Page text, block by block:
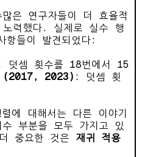
은 연구자들이 더 효율적
력했다. 실제로 실수 행
항들이 발견되었다:
덧셈 횟수를 18번에서 15
(2017, 2023) : 덧셈 횟
에 대해서는 다른 이야기
부분을 모두 가지고 있
중요한 것은 재귀 적용